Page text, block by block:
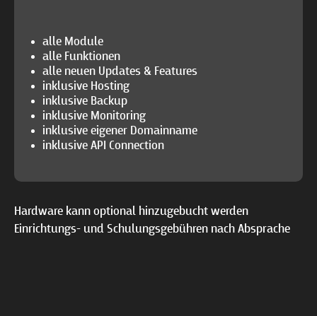
alle Module
alle Funktionen
alle neuen Updates & Features
inklusive Hosting
inklusive Backup
inklusive Monitoring
inklusive eigener Domainname
inklusive API Connection
Hardware kann optional hinzugebucht werden
Einrichtungs- und Schulungsgebühren nach Absprache